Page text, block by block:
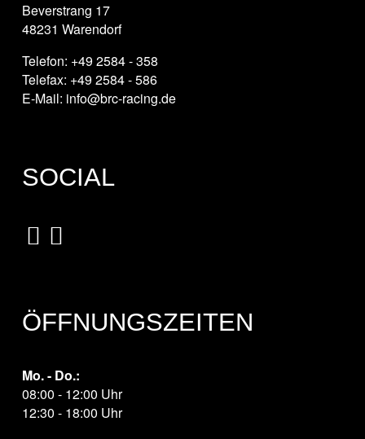
Beverstrang 17
48231 Warendorf
Telefon: +49 2584 - 358
Telefax: +49 2584 - 586
E-Mail: info@brc-racing.de
SOCIAL
ÖFFNUNGSZEITEN
Mo. - Do.:
08:00 - 12:00 Uhr
12:30 - 18:00 Uhr